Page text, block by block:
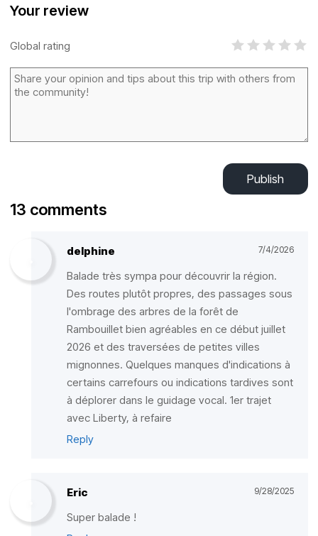
Your review
Global rating
Publish
13 comments
delphine 7/4/2026
Balade très sympa pour découvrir la région.
Des routes plutôt propres, des passages sous
l'ombrage des arbres de la forêt de
Rambouillet bien agréables en ce début juillet
2026 et des traversées de petites villes
mignonnes. Quelques manques d'indications à
certains carrefours ou indications tardives sont
à déplorer dans le guidage vocal. 1er trajet
avec Liberty, à refaire
Reply
Eric 9/28/2025
Super balade !